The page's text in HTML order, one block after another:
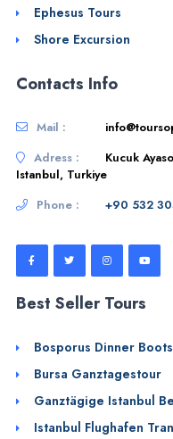
Ephesus Tours
Shore Excursion
Contacts Info
Mail :
Adress :
Kucuk
Istanbul, Turkiye
Phone :
+90 532
Best Seller Tours
Bosporus Dinner
Bursa Ganztagestour
Ganztägige Istanbul
Istanbul Flughafen